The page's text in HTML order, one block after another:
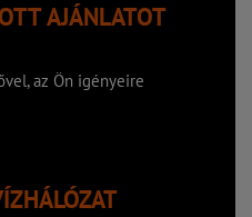
AJÁNLATOT
az Ön igényeire